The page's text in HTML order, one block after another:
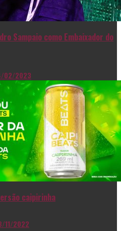
Sampaio como Embaixador do
02/2023
caipirinha
11/2022